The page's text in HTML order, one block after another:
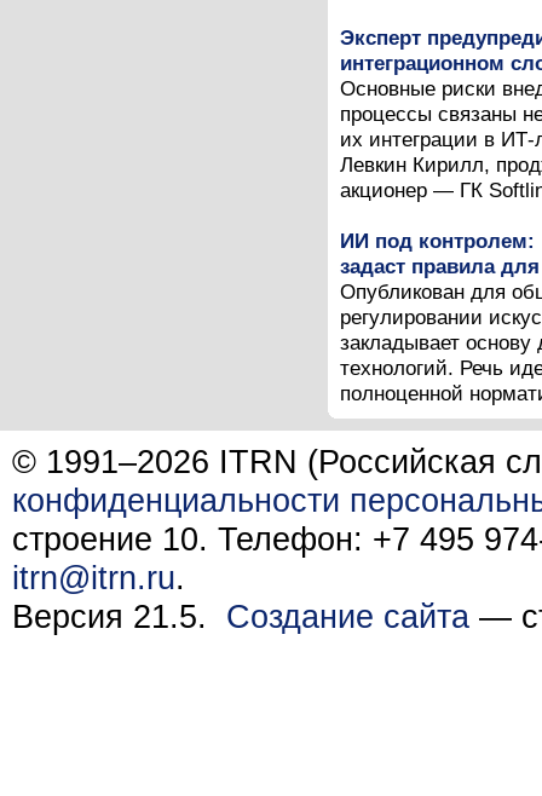
Эксперт
интеграционном
Основные риски
процессы связаны
их интеграции в
Левкин Кирилл,
акционер — ГК
ИИ под контролем:
задаст правила
Опубликован для
регулировании
закладывает
технологий. Речь
полноценной
© 1991–2026 ITRN (Российская
конфиденциальности
строение 10. Телефон: +7 495
itrn@itrn.ru.
Версия 21.5. Создание сайта —